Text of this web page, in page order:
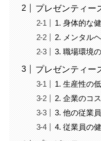
プレゼンティー
1. 身体的な
2. メンタル
3. 職場環境
プレゼンティー
1. 生産性の
2. 企業のコ
3. 他の従業
4. 従業員の